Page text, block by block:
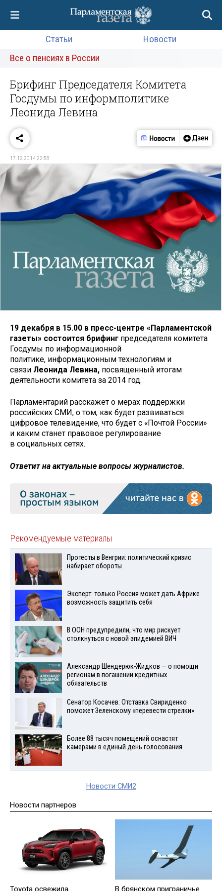
Статьи
Новости
Все о пенсиях в России
Брифинг Председателя Комитета
Госдумы по информполитике
Леонида Левина
17.12.2014 22:58
19 декабря в 15.00 в пресс-центре «Парламентской
газеты» состоится брифинг председателя комитета
Госдумы по информационной
политике, информационным технологиям и
связи Леонида Левина, посвященный итогам
деятельности комитета за 2014 год.
Парламентарий расскажет о мерах поддержки
российских СМИ, о том, как будет развиваться
цифровое телевидение, что будет с «Почтой России»
и каким станет правовое регулирование
в социальных сетях.
Ответит на актуальные вопросы журналистов.
Рекомендуемые материалы
Протесты в Венгрии: политический кризис
набирает обороты
Эксперт: только Россия может дать Африке
возможность защитить себя
В ООН предупредили, что мир рискует
столкнуться с новой эпидемией ВИЧ
Александр Шендерюк-Жидков — о помощи
регионам в погашении кредитных
обязательств
Сенатор Косачев: Отставка Свириденко
поможет Зеленскому «перевести стрелки»
Более 88 тысяч помещений оснастят
камерами в единый день голосования
Новости СМИ2
Новости партнеров
Toyota освежила В брянском приграничье